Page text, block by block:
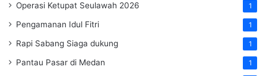
Operasi Ketupat Seulawah 2026 1
Pengamanan Idul Fitri 1
Rapi Sabang Siaga dukung 1
Pantau Pasar di Medan 1